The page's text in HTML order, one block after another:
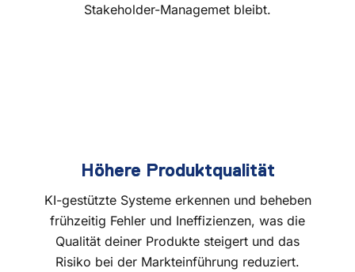
Stakeholder-Managemet bleibt.
Höhere Produktqualität
KI-gestützte Systeme erkennen und beheben
frühzeitig Fehler und Ineffizienzen, was die
Qualität deiner Produkte steigert und das
Risiko bei der Markteinführung reduziert.